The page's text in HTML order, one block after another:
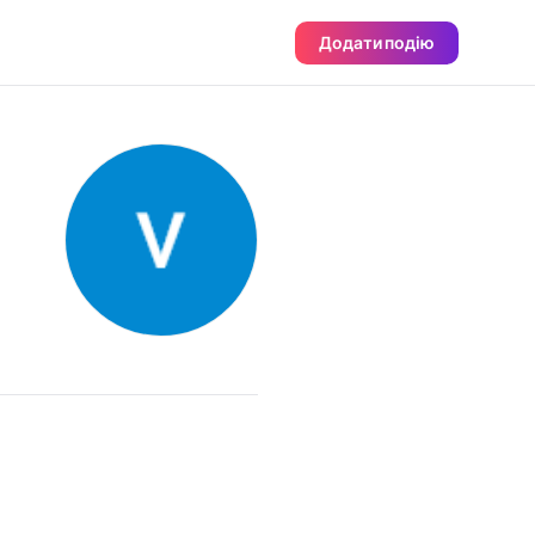
Додати подію